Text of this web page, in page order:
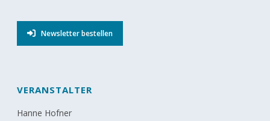
Newsletter bestellen
VERANSTALTER
Hanne Hofner